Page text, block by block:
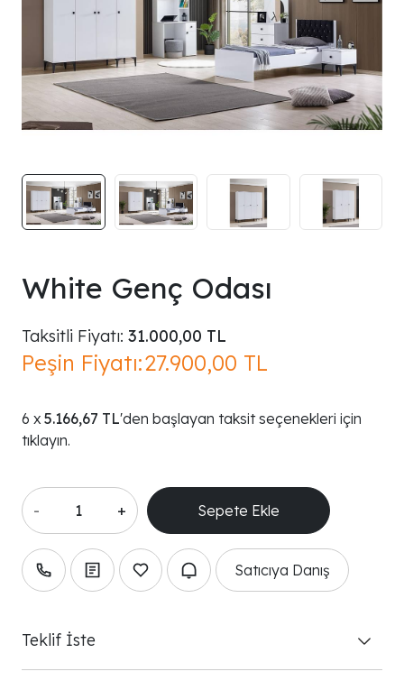
White Genç Odası
Taksitli Fiyatı: 31.000,00 TL
Peşin Fiyatı:27.900,00 TL
5.166,67 TL'den başlayan taksit seçenekleri için
tıklayın.
- +
Satıcıya Danış
Teklif İste